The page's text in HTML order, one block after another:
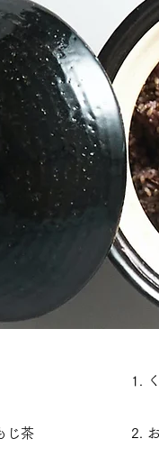
じ茶
​1.
​2.